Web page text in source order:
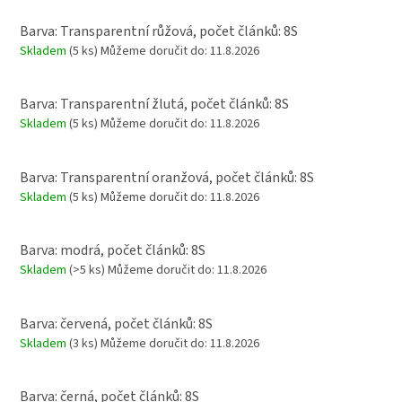
Barva: Transparentní růžová, počet článků: 8S
Skladem (5 ks) Můžeme doručit do: 11.8.2026
Barva: Transparentní žlutá, počet článků: 8S
Skladem (5 ks) Můžeme doručit do: 11.8.2026
Barva: Transparentní oranžová, počet článků: 8S
Skladem (5 ks) Můžeme doručit do: 11.8.2026
Barva: modrá, počet článků: 8S
Skladem (>5 ks) Můžeme doručit do: 11.8.2026
Barva: červená, počet článků: 8S
Skladem (3 ks) Můžeme doručit do: 11.8.2026
Barva: černá, počet článků: 8S